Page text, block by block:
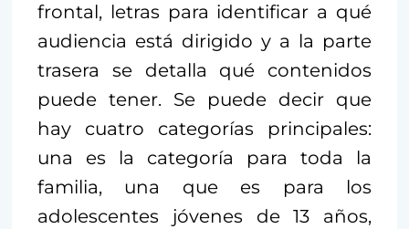
frontal, letras para identificar a qué
audiencia está dirigido y a la parte
trasera se detalla qué contenidos
puede tener. Se puede decir que
hay cuatro categorías principales:
una es la categoría para toda la
familia, una que es para los
adolescentes jóvenes de 13 años,